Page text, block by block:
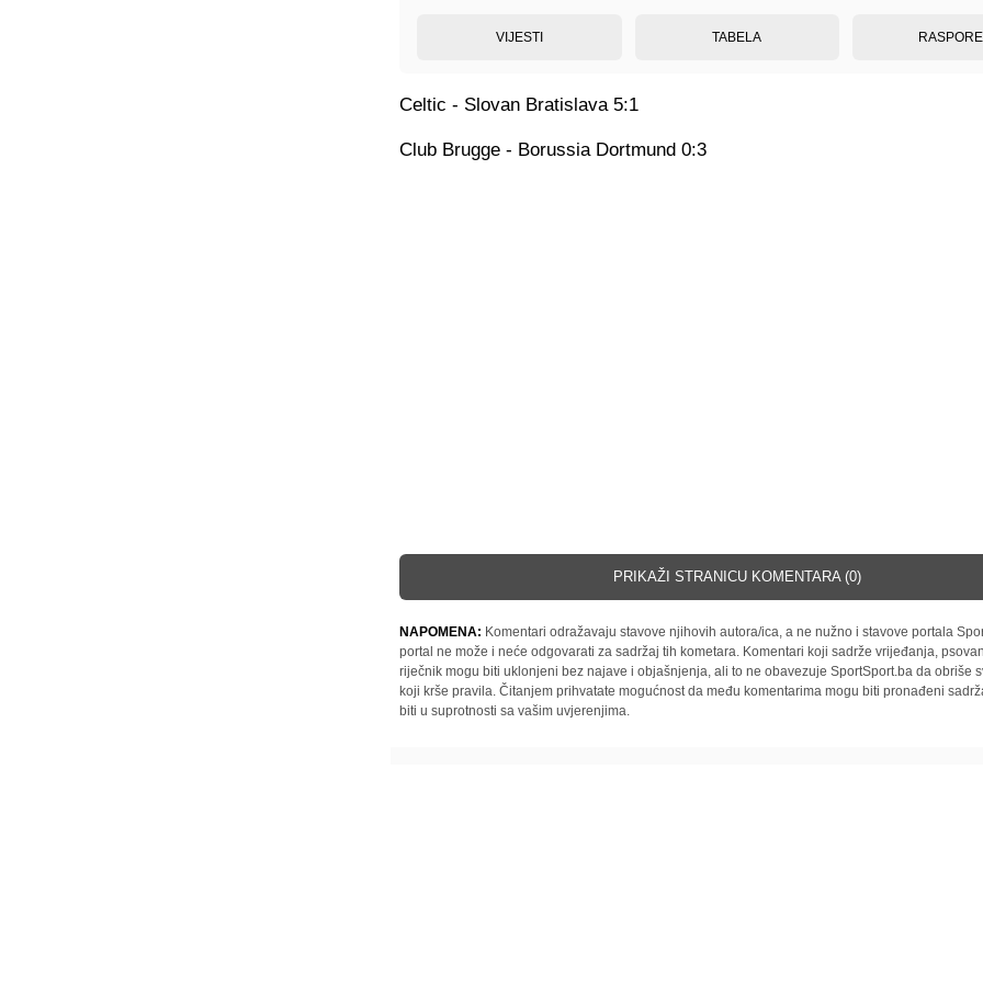
VIJESTI TABELA
Celtic - Slovan Bratislava 5:1
Club Brugge - Borussia Dortmund 0:3
PRIKAŽI STRANICU KOMENTARA (0)
NAPOMENA: Komentari odražavaju stavove njihovih autora/ica, a ne nužno i stavove portala
portal ne može i neće odgovarati za sadržaj tih kometara. Komentari koji sadrže vrijeđanja,
riječnik mogu biti uklonjeni bez najave i objašnjenja, ali to ne obavezuje SportSport.ba da obriše
koji krše pravila. Čitanjem prihvatate mogućnost da među komentarima mogu biti pronađeni
biti u suprotnosti sa vašim uvjerenjima.